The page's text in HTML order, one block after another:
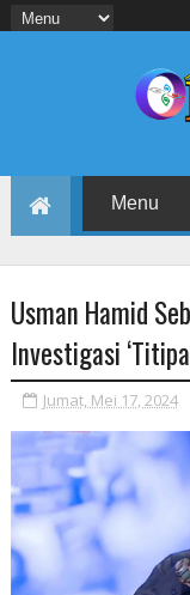
Usman Hamid
Investigasi
Jumat, Mei 17, 2024